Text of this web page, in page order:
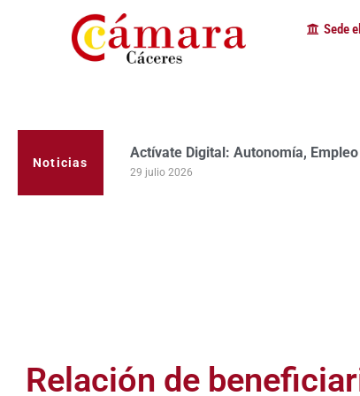
Sede
Actívate Digital: Autonomía,
29 julio 2026
La Cámara de Comercio de
programa Apoyo al Tutor en la